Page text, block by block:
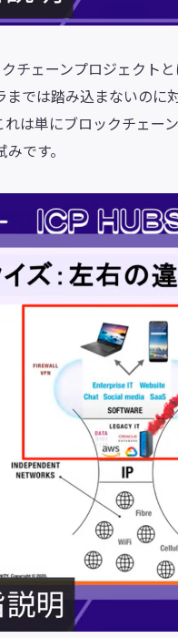
チェーンプロジェクト
では踏み込まないの
は単にブロックチェ
です。